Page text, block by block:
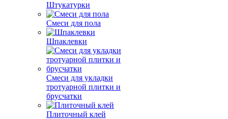
Штукатурки
Смеси для пола
Шпаклевки
Смеси для укладки
тротуарной плитки и
брусчатки
Плиточный клей